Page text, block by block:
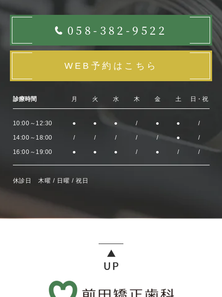
058-382-9522
WEB予約はこちら
診療時間 月 火 水 木 金 土 日・祝
10:00～12:30 ● ● ● / ● ● /
14:00～18:00 / / / / / ● /
16:00～19:00 ● ● ● / ● / /
休診日 木曜 / 日曜 / 祝日